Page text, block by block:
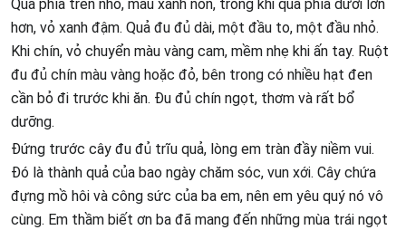
Quả phía trên nhỏ, màu xanh non, trong khi quả phía dưới lớn
hơn, vỏ xanh đậm. Quả đu đủ dài, một đầu to, một đầu nhỏ.
Khi chín, vỏ chuyển màu vàng cam, mềm nhẹ khi ấn tay. Ruột
đu đủ chín màu vàng hoặc đỏ, bên trong có nhiều hạt đen
cần bỏ đi trước khi ăn. Đu đủ chín ngọt, thơm và rất bổ
dưỡng.
Đứng trước cây đu đủ trĩu quả, lòng em tràn đầy niềm vui.
Đó là thành quả của bao ngày chăm sóc, vun xới. Cây chứa
đựng mồ hôi và công sức của ba em, nên em yêu quý nó vô
cùng. Em thầm biết ơn ba đã mang đến những mùa trái ngọt